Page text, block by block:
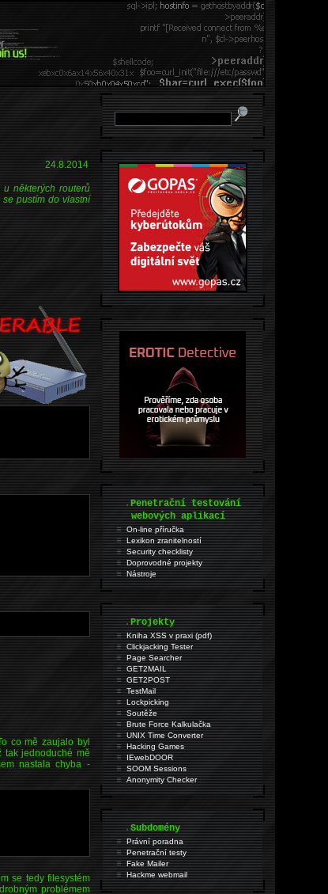
24.8.2014
některých routerů
pustím do vlastní
co mě zaujalo byl
tak jednoduché mě
nastala chyba -
se tedy filesystém
problémem
.Penetrační testování
webových aplikací
On-line příručka
Lexikon zranitelností
Security checklisty
Doprovodné projekty
Nástroje
.Projekty
Kniha XSS v praxi (pdf)
Clickjacking Tester
Page Searcher
GET2MAIL
GET2POST
TestMail
Lockpicking
Soutěže
Brute Force Kalkulačka
UNIX Time Converter
Hacking Games
IEwebDOOR
SOOM Sessions
Anonymity Checker
.Subdomény
Právní poradna
Penetrační testy
Fake Mailer
Hackme webmail